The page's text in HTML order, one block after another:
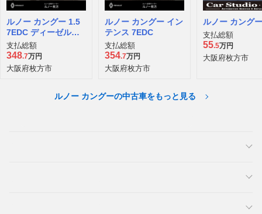
ルノー カングー 1.5
7EDC ディーゼルタ
ーボ
支払総額
348.7万円
大阪府枚方市
ルノー カングー イン
テンス 7EDC
支払総額
354.7万円
大阪府枚方市
ルノー カング
支払総額
55.5万円
大阪府枚方市
ルノー カングーの中古車をもっと見る